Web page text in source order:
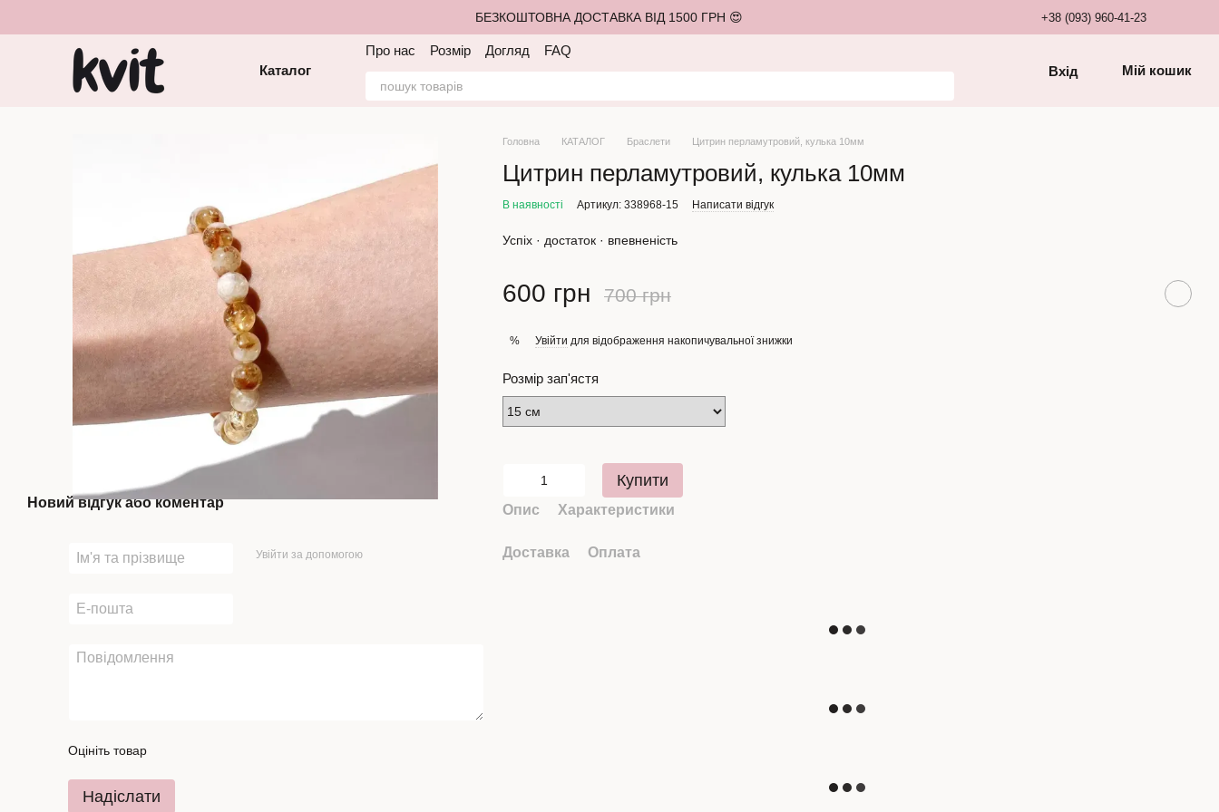
БЕЗКОШТОВНА ДОСТАВКА ВІД 1500 ГРН 😍 +38 (093) 960-41-23
Каталог
Про нас Розмір Догляд
FAQ
Вхід
Мій кошик
Новий відгук або коментар
Увійти за допомогою
Оцініть товар
Надіслати
Головна КАТАЛОГ Браслети Цитрин перламутровий, кулька 10мм
Цитрин перламутровий, кулька 10мм
В наявності Артикул: 338968-15 Написати відгук
Успіх · достаток · впевненість
600 грн 700 грн
% Увійти для відображення накопичувальної знижки
Розмір зап'ястя
Купити
Опис Характеристики
Доставка Оплата